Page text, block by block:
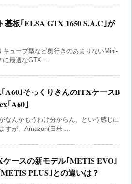
基板｢ELSA GTX 1650 S.A.C｣が
キューブ型など奥行きのあまりないMini-
に最適なGTX ...
A60｣そっくりさんのITXケースB
｢A60｣
なんかもうわけ分からん、という感じに
すが、Amazon(日米 ...
ケースの新モデル｢METIS EVO｣
PLUS｣との違いは？